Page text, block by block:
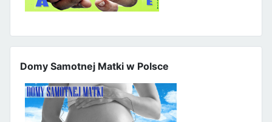
Domy Samotnej Matki w Polsce